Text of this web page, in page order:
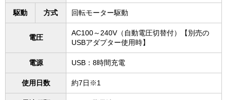
駆動 方式 回転モーター駆動
電圧
AC100～240V（自動電圧切替付）【別売の
USBアダプター使用時】
電源 USB：8時間充電
使用日数 約7日※1